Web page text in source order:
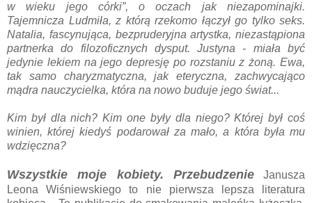
w wieku jego córki”, o oczach jak niezapominajki.
Tajemnicza Ludmiła, z którą rzekomo łączył go tylko seks.
Natalia, fascynująca, bezpruderyjna artystka, niezastąpiona
partnerka do filozoficznych dysput. Justyna - miała być
jedynie lekiem na jego depresję po rozstaniu z żoną. Ewa,
tak samo charyzmatyczna, jak eteryczna, zachwycająco
mądra nauczycielka, która na nowo buduje jego świat...
Kim był dla nich? Kim one były dla niego? Której był coś
winien, której kiedyś podarował za mało, a która była mu
wdzięczna?
Wszystkie moje kobiety. PrzebudzenieJanusza
Leona Wiśniewskiego to nie pierwsza lepsza literatura